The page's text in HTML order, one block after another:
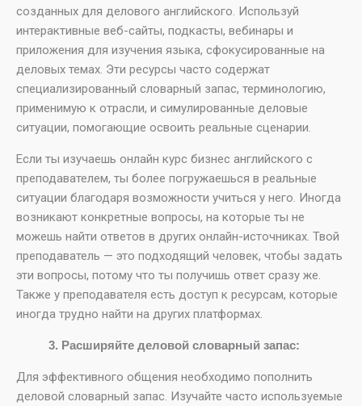
созданных для делового английского. Используй
интерактивные веб-сайты, подкасты, вебинары и
приложения для изучения языка, сфокусированные на
деловых темах. Эти ресурсы часто содержат
специализированный словарный запас, терминологию,
применимую к отрасли, и симулированные деловые
ситуации, помогающие освоить реальные сценарии.
Если ты изучаешь онлайн курс бизнес английского с
преподавателем, ты более погружаешься в реальные
ситуации благодаря возможности учиться у него. Иногда
возникают конкретные вопросы, на которые ты не
можешь найти ответов в других онлайн-источниках. Твой
преподаватель — это подходящий человек, чтобы задать
эти вопросы, потому что ты получишь ответ сразу же.
Также у преподавателя есть доступ к ресурсам, которые
иногда трудно найти на других платформах.
3. Расширяйте деловой словарный запас:
Для эффективного общения необходимо пополнить
деловой словарный запас. Изучайте часто используемые